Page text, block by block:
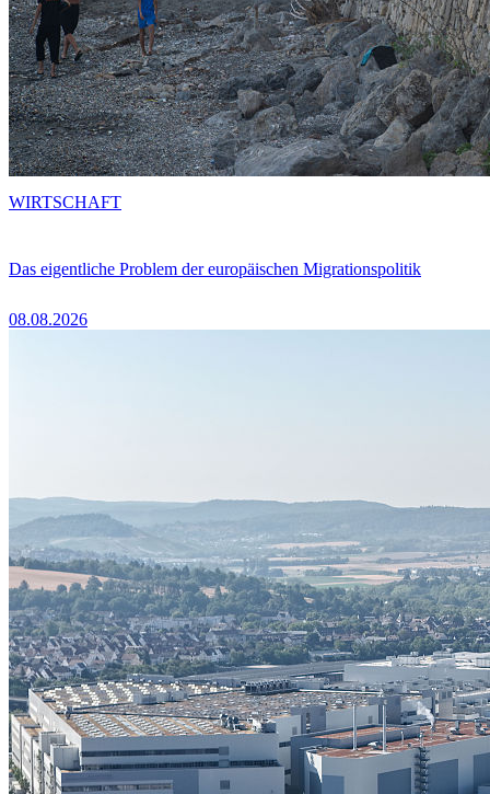
Das eigentliche Problem der europäischen Migrationspolitik
08.08.2026
WIRTSCHAFT